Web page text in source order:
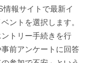
報サイトで最新イ
ントを選択します。
トリー手続きを行
前アンケートに回答